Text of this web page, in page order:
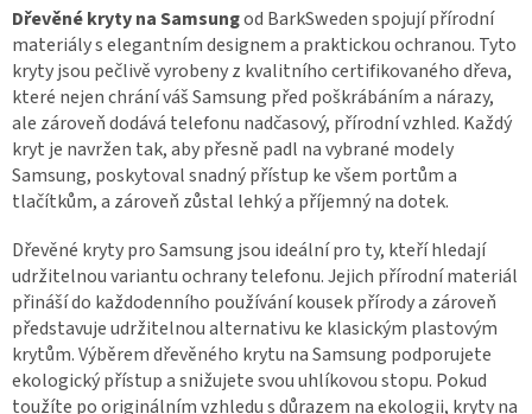
l
á
d
a
c
í
p
r
v
k
y
v
ý
p
i
s
u
Dřevěné kryty na Samsungod BarkSweden spojují přírodní
materiály s elegantním designem a praktickou ochranou. Tyto
kryty jsou pečlivě vyrobeny z kvalitního certifikovaného dřeva,
které nejen chrání váš Samsung před poškrábáním a nárazy,
ale zároveň dodává telefonu nadčasový, přírodní vzhled. Každý
kryt je navržen tak, aby přesně padl na vybrané modely
Samsung, poskytoval snadný přístup ke všem portům a
tlačítkům, a zároveň zůstal lehký a příjemný na dotek.
Dřevěné kryty pro Samsung jsou ideální pro ty, kteří hledají
udržitelnou variantu ochrany telefonu. Jejich přírodní materiál
přináší do každodenního používání kousek přírody a zároveň
představuje udržitelnou alternativu ke klasickým plastovým
krytům. Výběrem dřevěného krytu na Samsung podporujete
ekologický přístup a snižujete svou uhlíkovou stopu. Pokud
toužíte po originálním vzhledu s důrazem na ekologii, kryty na